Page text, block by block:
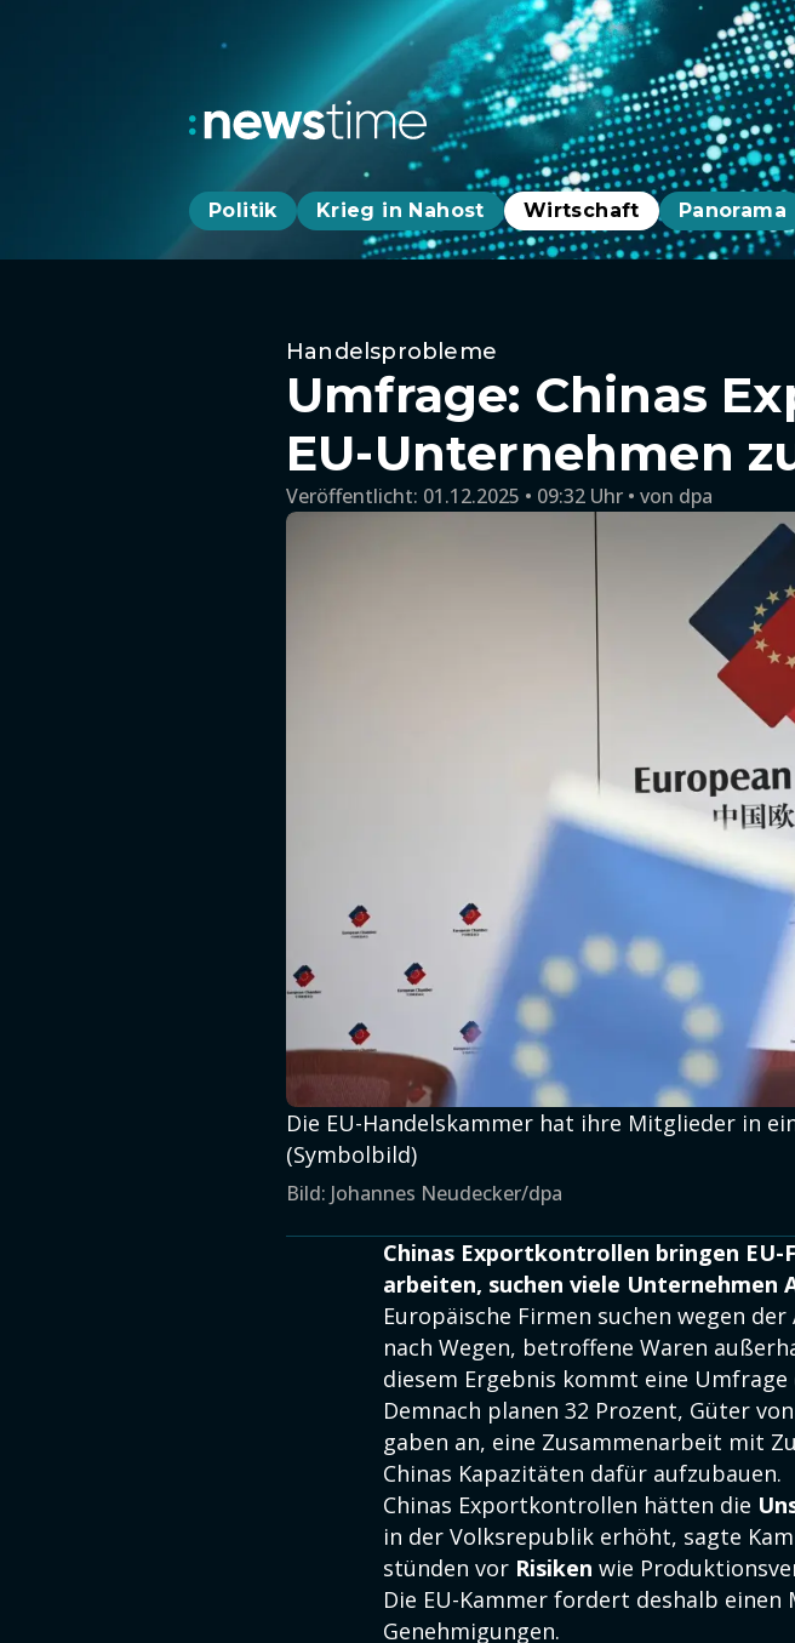
Politik Krieg in Nahost Wirtschaft Panorama
Handelsprobleme
Umfrage: Chinas
EU-Unternehmen
Veröffentlicht: 01.12.2025 • 09:32 Uhr von dpa
Die EU-Handelskammer hat ihre Mitglieder in
(Symbolbild)
Bild: Johannes Neudecker/dpa
Chinas Exportkontrollen bringen
arbeiten, suchen viele
Europäische Firmen suchen wegen
nach Wegen, betroffene Waren
diesem Ergebnis kommt eine
Demnach planen 32 Prozent, Güter
gaben an, eine Zusammenarbeit mit
Chinas Kapazitäten dafür aufzubauen.
Chinas Exportkontrollen hätten die
in der Volksrepublik erhöht, sagte
stünden vor Risiken wie
Die EU-Kammer fordert deshalb einen
Genehmigungen.